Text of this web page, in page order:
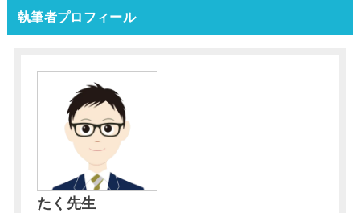
執筆者プロフィール
たく先生